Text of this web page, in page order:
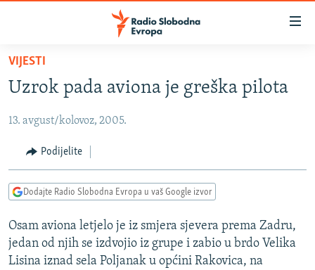
Pređite
glavni
Pređite
Pređite
pretragu
VIJESTI
BOSNA I HERCEGOVINA
SRBIJA
KOSOVO
VIZUELNO
VIDEO
FOTOGALERIJE
PODCASTI
RAT U UKRAJINI
VIJESTI
Uzrok pada aviona je greška pilota
13. avgust/kolovoz, 2005.
Podijelite
Dodajte Radio Slobodna Evropa u vaš Google izvor
Osam aviona letjelo je iz smjera sjevera prema Zadru,
jedan od njih se izdvojio iz grupe i zabio u brdo Velika
Lisina iznad sela Poljanak u općini Rakovica, na